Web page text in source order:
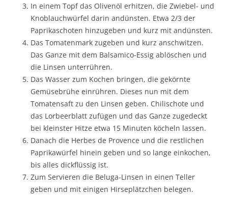
In einem Topf das Olivenöl erhitzen, die Zwiebel- und
Knoblauchwürfel darin andünsten. Etwa 2/3 der
Paprikaschoten hinzugeben und kurz mit andünsten.
Das Tomatenmark zugeben und kurz anschwitzen.
Das Ganze mit dem Balsamico-Essig ablöschen und
die Linsen unterrühren.
Das Wasser zum Kochen bringen, die gekörnte
Gemüsebrühe einrühren. Dieses nun mit dem
Tomatensaft zu den Linsen geben. Chilischote und
das Lorbeerblatt zufügen und das Ganze zugedeckt
bei kleinster Hitze etwa 15 Minuten köcheln lassen.
Danach die Herbes de Provence und die restlichen
Paprikawürfel hinein geben und so lange einkochen,
bis alles dickflüssig ist.
Zum Servieren die Beluga-Linsen in einen Teller
geben und mit einigen Hirseplätzchen belegen.